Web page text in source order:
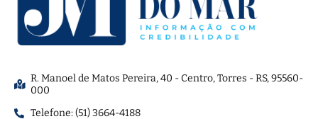
R. Manoel de Matos Pereira, 40 - Centro, Torres - RS, 95560-
000
Telefone: (51) 3664-4188